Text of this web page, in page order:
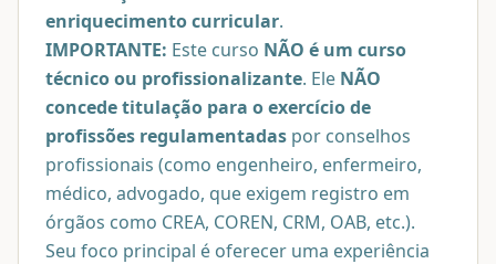
enriquecimento curricular.
IMPORTANTE: Este curso NÃO é um curso
técnico ou profissionalizante. Ele NÃO
concede titulação para o exercício de
profissões regulamentadas por conselhos
profissionais (como engenheiro, enfermeiro,
médico, advogado, que exigem registro em
órgãos como CREA, COREN, CRM, OAB, etc.).
Seu foco principal é oferecer uma experiência